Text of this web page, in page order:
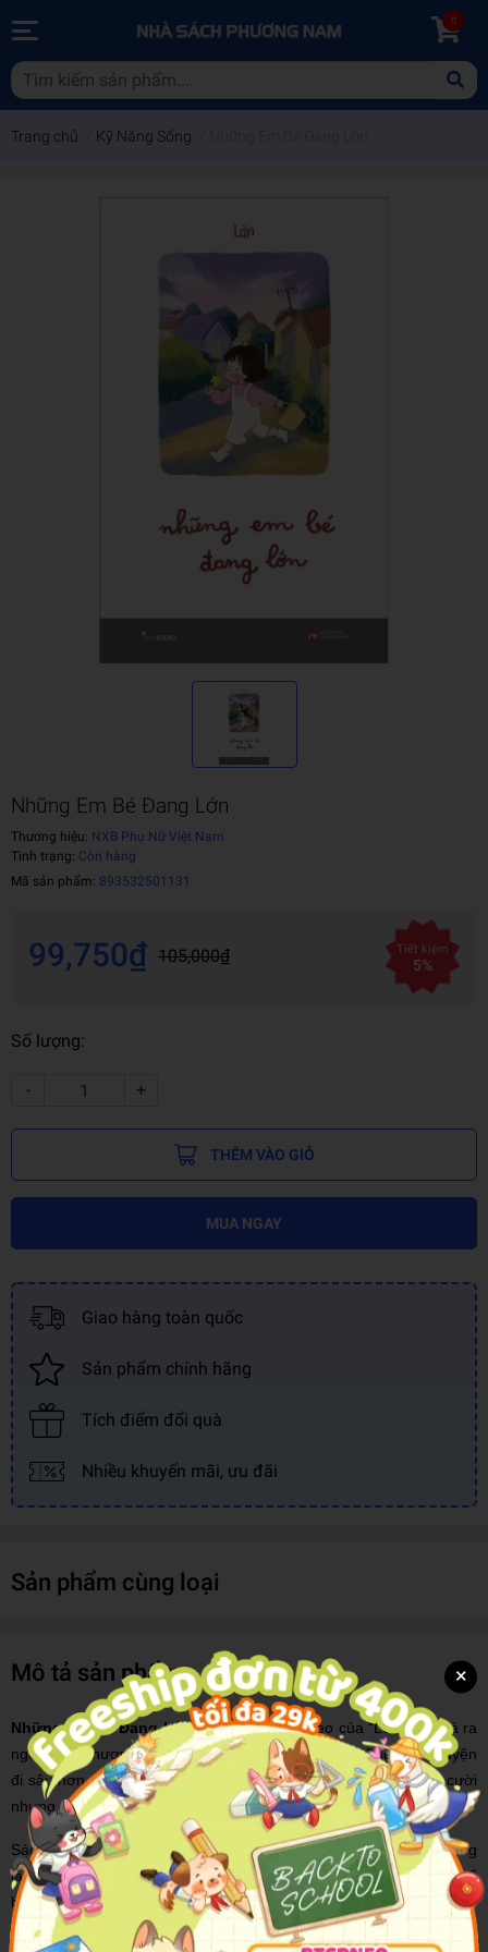
0
Trang chủ Kỹ Năng Sống
Những Em Bé Đang Lớn
Thương hiệu: NXB Phụ Nữ Việt Nam
Tình trạng: Còn hàng
Mã sản phẩm: 893532501131
99,750₫ 105,000₫ Tiết kiệm
5%
Số lượng:
- +
THÊM VÀO GIỎ
MUA NGAY
Giao hàng toàn quốc
Sản phẩm chính hãng
Tích điểm đổi quà
Nhiều khuyến mãi, ưu đãi
Sản phẩm cùng loại
Mô tả sản phẩm
Những Em Bé Đang Lớnlà chương tiếp theo của “Lê la từ nhà ra
ngõ”, một chương mới về cuộc đời của Làn với những câu chuyện
đi sâu hơn vào đời sống, những câu chuyện có thể khiến bạn cười
nhưng đồng thời cũng có thể làm bạn bật khóc.
Sách gồm các phần: Trẻ con - Trẻ con tập lớn - Người lớn - Ai cũng
là người lớn - Ai cũng là trẻ con. Đọc tiêu đề mỗi phần cũng có thể
hình dung qua về cuốn sách dễ thương này.
Tất cả chúng ta đều là những đứa trẻ mộng mơ trước khi trở thành
×